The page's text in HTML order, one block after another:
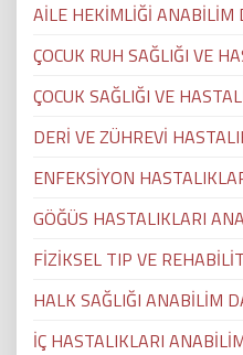
AİLE HEKİMLİĞİ ANABİLİM
ÇOCUK RUH SAĞLIĞI VE
ÇOCUK SAĞLIĞI VE
DERİ VE ZÜHREVİ
ENFEKSİYON
GÖĞÜS HASTALIKLARI
FİZİKSEL TIP VE
HALK SAĞLIĞI ANABİLİM
İÇ HASTALIKLARI